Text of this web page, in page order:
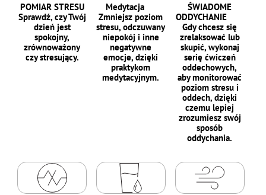
POMIAR STRESU
Sprawdź, czy Twój
dzień jest
spokojny,
zrównoważony
czy stresujący.
Medytacja
Zmniejsz poziom
stresu, odczuwany
niepokój i inne
negatywne
emocje, dzięki
praktykom
medytacyjnym.
ŚWIADOME
ODDYCHANIE
Gdy chcesz się
zrelaksować lub
skupić, wykonaj
serię ćwiczeń
oddechowych,
aby monitorować
poziom stresu i
oddech, dzięki
czemu lepiej
zrozumiesz swój
sposób
oddychania.